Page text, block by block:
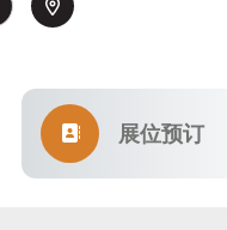
展位预订